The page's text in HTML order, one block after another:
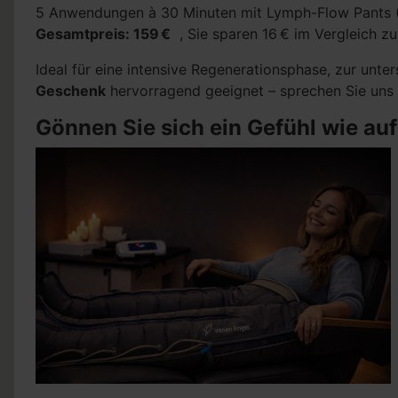
5 Anwendungen à 30 Minuten mit Lymph-Flow
Gesamtpreis: 159 € , Sie sparen 16 € im Vergleich
Ideal für eine intensive Regenerationsphase, zur
Geschenk hervorragend geeignet – sprechen Sie uns
Gönnen Sie sich ein Gefühl wie auf